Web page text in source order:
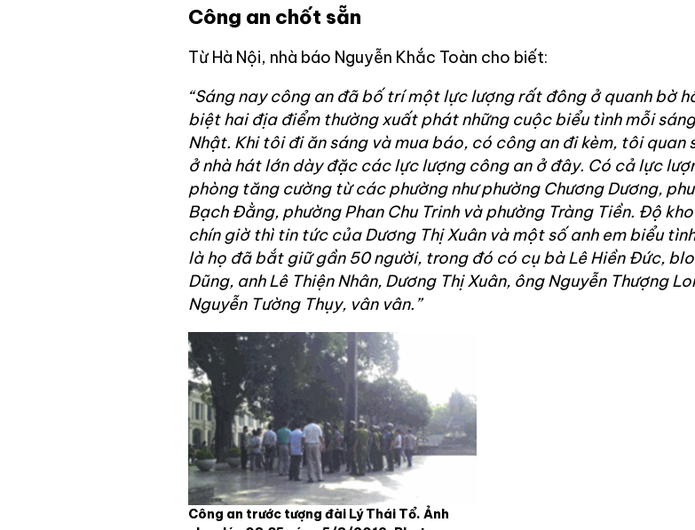
Công an chốt sẵn
Từ Hà Nội, nhà báo Nguyễn Khắc Toàn cho biết:
“Sáng nay công an đã bố trí một lực lượng rất đông ở quanh bờ
biệt hai địa điểm thường xuất phát những cuộc biểu tình mỗi
Nhật. Khi tôi đi ăn sáng và mua báo, có công an đi kèm, tôi quan
ở nhà hát lớn dày đặc các lực lượng công an ở đây. Có cả lực
phòng tăng cường từ các phường như phường Chương Dương,
Bạch Đằng, phường Phan Chu Trinh và phường Tràng Tiền. Độ
chín giờ thì tin tức của Dương Thị Xuân và một số anh em biểu
là họ đã bắt giữ gần 50 người, trong đó có cụ bà Lê Hiền Đức,
Dũng, anh Lê Thiện Nhân, Dương Thị Xuân, ông Nguyễn Thượng
Nguyễn Tường Thụy, vân vân.”
Công an trước tượng đài Lý Thái Tổ. Ảnh